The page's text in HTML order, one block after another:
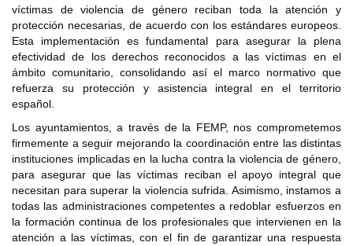
víctimas de violencia de género reciban toda la atención y
protección necesarias, de acuerdo con los estándares europeos.
Esta implementación es fundamental para asegurar la plena
efectividad de los derechos reconocidos a las víctimas en el
ámbito comunitario, consolidando así el marco normativo que
refuerza su protección y asistencia integral en el territorio
español.
Los ayuntamientos, a través de la FEMP, nos comprometemos
firmemente a seguir mejorando la coordinación entre las distintas
instituciones implicadas en la lucha contra la violencia de género,
para asegurar que las víctimas reciban el apoyo integral que
necesitan para superar la violencia sufrida. Asimismo, instamos a
todas las administraciones competentes a redoblar esfuerzos en
la formación continua de los profesionales que intervienen en la
atención a las víctimas, con el fin de garantizar una respuesta